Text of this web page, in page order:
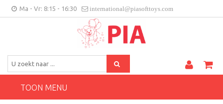
Ma - Vr: 8:15 - 16:30 international@piasofttoys.com
Klantenfeedback
BE/NL
TOON MENU